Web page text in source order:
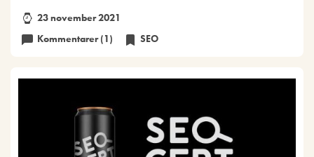
23 november 2021
Kommentarer (1)
SEO